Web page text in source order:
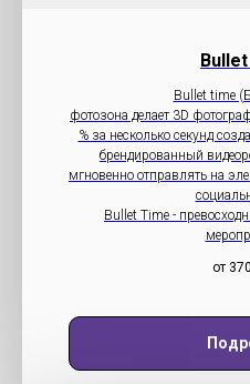
Bullet time
фотозона делает 3D
% за несколько секунд
брендированный
мгновенно отправлять на
Bullet Time -
от